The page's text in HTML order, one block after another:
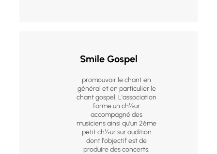
Smile Gospel
promouvoir le chant en
général et en particulier le
chant gospel. L'association
forme un ch½ur
accompagné des
musiciens ainsi qu'un 2ème
petit ch½ur sur audition
dont l'objectif est de
produire des concerts.